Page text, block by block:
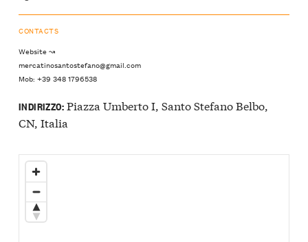
CONTACTS
Website ↝
mercatinosantostefano@gmail.com
Mob: +39 348 1796538
INDIRIZZO:Piazza Umberto I, Santo Stefano Belbo,
CN, Italia